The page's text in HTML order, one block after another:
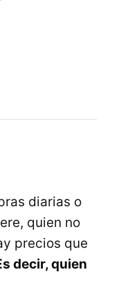
diarias o
quien no
precios que
decir, quien